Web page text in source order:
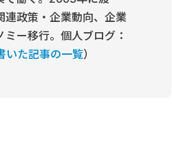
政策・企業動向、企業
ー移行。個人ブログ：
いた記事の一覧）